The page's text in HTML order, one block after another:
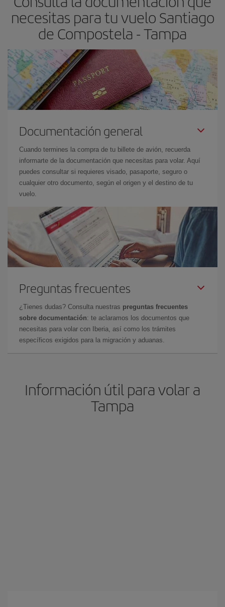
necesitas para tu vuelo Santiago
de Compostela - Tampa
Documentación general
Cuando termines la compra de tu billete de avión, recuerda
informarte de la documentación que necesitas para volar. Aquí
puedes consultar si requieres visado, pasaporte, seguro o
cualquier otro documento, según el origen y el destino de tu
vuelo.
Preguntas frecuentes
¿Tienes dudas? Consulta nuestras preguntas frecuentes
sobre documentación: te aclaramos los documentos que
necesitas para volar con Iberia, así como los trámites
específicos exigidos para la migración y aduanas.
Información útil para volar a
Tampa